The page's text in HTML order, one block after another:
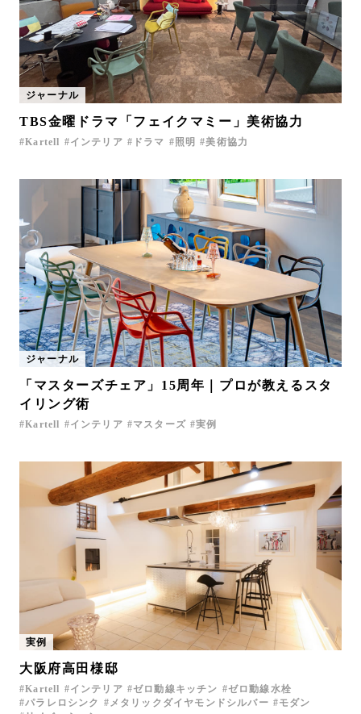
ジャーナル
TBS金曜ドラマ「フェイクマミー」美術協力
Kartell インテリア ドラマ 照明 美術協力
ジャーナル
「マスターズチェア」15周年｜プロが教えるスタ
イリング術
Kartell インテリア マスターズ 実例
実例
大阪府高田様邸
Kartell インテリア ゼロ動線キッチン
ゼロ動線水栓
パラレロシンク
メタリックダイヤモンドシルバー
モダン